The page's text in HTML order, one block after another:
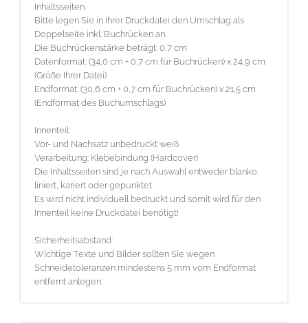
Inhaltsseiten.
Bitte legen Sie in Ihrer Druckdatei den Umschlag als
Doppelseite inkl. Buchrücken an.
Die Buchrückenstärke beträgt: 0,7 cm
Datenformat: (34,0 cm + 0,7 cm für Buchrücken) x 24,9 cm
(Größe Ihrer Datei)
Endformat: (30,6 cm + 0,7 cm für Buchrücken) x 21,5 cm
(Endformat des Buchumschlags)
Innenteil:
Vor- und Nachsatz unbedruckt weiß
Verarbeitung: Klebebindung (Hardcover)
Die Inhaltsseiten sind je nach Auswahl entweder blanko,
liniert, kariert oder gepunktet.
Es wird nicht individuell bedruckt und somit wird für den
Innenteil keine Druckdatei benötigt!
Sicherheitsabstand:
Wichtige Texte und Bilder sollten Sie wegen
Schneidetoleranzen mindestens 5 mm vom Endformat
entfernt anlegen.